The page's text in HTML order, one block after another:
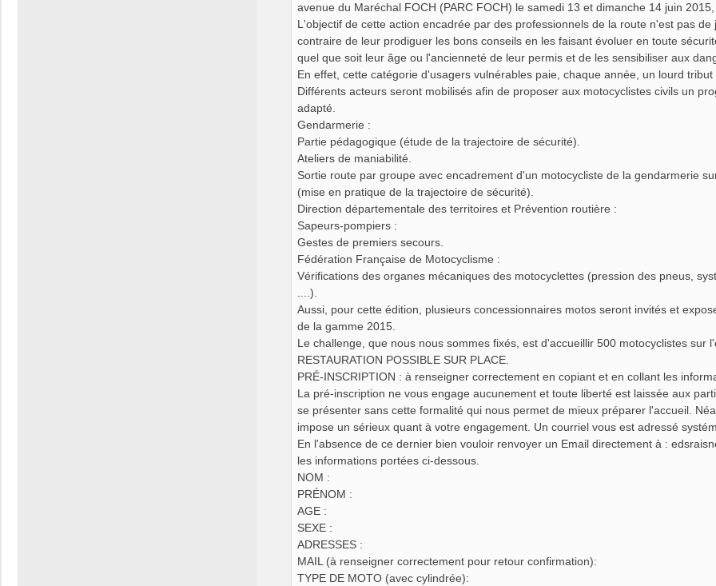
avenue du Maréchal FOCH (PARC FOCH) le samedi 13 et dimanche 14 juin
L'objectif de cette action encadrée par des professionnels de la route n'est pas
contraire de leur prodiguer les bons conseils en les faisant évoluer en toute
quel que soit leur âge ou l'ancienneté de leur permis et de les sensibiliser aux
En effet, cette catégorie d'usagers vulnérables paie, chaque année, un lourd tribut
Différents acteurs seront mobilisés afin de proposer aux motocyclistes civils un
adapté.
Gendarmerie :
Partie pédagogique (étude de la trajectoire de sécurité).
Ateliers de maniabilité.
Sortie route par groupe avec encadrement d'un motocycliste de la gendarmerie
(mise en pratique de la trajectoire de sécurité).
Direction départementale des territoires et Prévention routière :
Sapeurs-pompiers :
Gestes de premiers secours.
Fédération Française de Motocyclisme :
Vérifications des organes mécaniques des motocyclettes (pression des pneus,
....).
Aussi, pour cette édition, plusieurs concessionnaires motos seront invités et
de la gamme 2015.
Le challenge, que nous nous sommes fixés, est d'accueillir 500 motocyclistes sur
RESTAURATION POSSIBLE SUR PLACE.
PRÉ-INSCRIPTION : à renseigner correctement en copiant et en collant les
La pré-inscription ne vous engage aucunement et toute liberté est laissée aux
se présenter sans cette formalité qui nous permet de mieux préparer l'accueil.
impose un sérieux quant à votre engagement. Un courriel vous est adressé
En l'absence de ce dernier bien vouloir renvoyer un Email directement à :
les informations portées ci-dessous.
NOM :
PRÉNOM :
AGE :
SEXE :
ADRESSES :
MAIL (à renseigner correctement pour retour confirmation):
TYPE DE MOTO (avec cylindrée):